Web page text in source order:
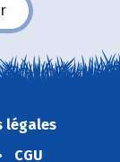
légales
CGU